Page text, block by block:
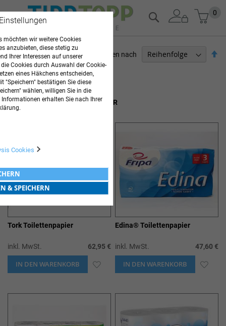
Zum
Inhalt
0
Suche
7Elemente
Sortieren nach
TOILETTENPAPIER UND SPENDER
Tork Toilettenpapier
inkl. MwSt. 62,95 €
IN DEN WARENKORB ZUR
Edina® Toilettenpapier
inkl. MwSt. 47,60 €
IN DEN WARENKORB ZUR
ARZTBEDARF
möchten wir weitere Cookies
anzubieten, diese stetig zu
Ihrer Interessen auf unserer
Cookies durch Auswahl der Cookie-
eines Häkchens entscheiden,
"Speichern" bestätigen Sie diese
wählen, willigen Sie in die
erhalten Sie nach Ihrer
Cookies
& SPEICHERN